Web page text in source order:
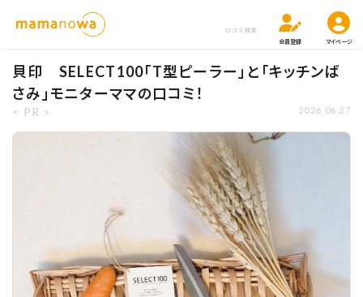
口コミ検索
会員登録
マイページ
貝印 SELECT100「T型ピーラー」と「キッチンば
さみ」モニターママの口コミ！
< PR > 2026.06.27